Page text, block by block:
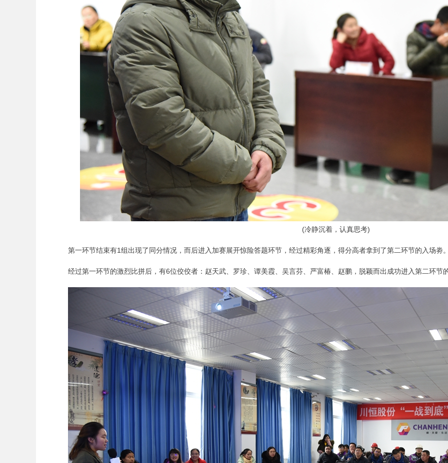
(冷静沉着，认真思考)
第一环节结束有1组出现了同分情况，而后进入加赛展开惊险答题环节，经过精彩角逐，得分高者拿到了第二环节的入场劵
经过第一环节的激烈比拼后，有6位佼佼者：赵天武、罗珍、谭美霞、吴言芬、严富椿、赵鹏，脱颖而出成功进入第二环节